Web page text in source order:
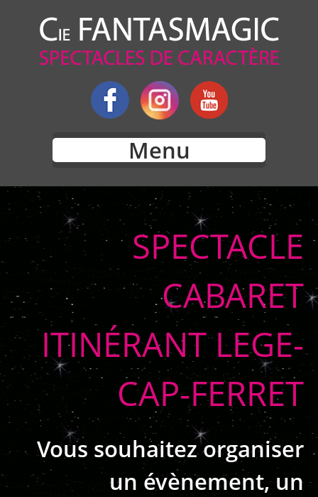
Menu
SPECTACLE
CABARET
ITINÉRANT LEGE-
CAP-FERRET
Vous souhaitez organiser
un évènement, un